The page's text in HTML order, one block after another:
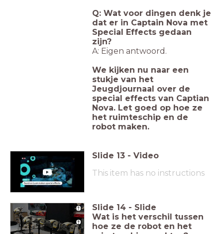
Q: Wat voor dingen denk je
dat er in Captain Nova met
Special Effects gedaan
zijn?
A: Eigen antwoord.
We kijken nu naar een
stukje van het
Jeugdjournaal over de
special effects van Captian
Nova. Let goed op hoe ze
het ruimteschip en de
robot maken.
Slide 13 - Video
This item has no instructions
Slide 14 - Slide
Wat is het verschil tussen
hoe ze de robot en het